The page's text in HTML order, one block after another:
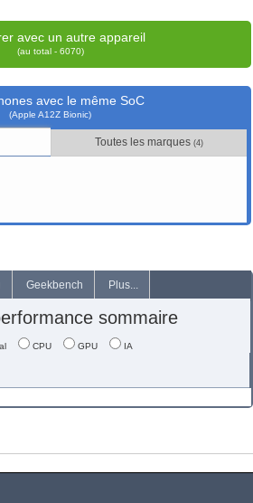
avec un autre appareil
(au total - 6070)
avec le même SoC
(Apple A12Z Bionic)
Toutes les marques (4)
Geekbench Plus...
sommaire
CPU GPU IA